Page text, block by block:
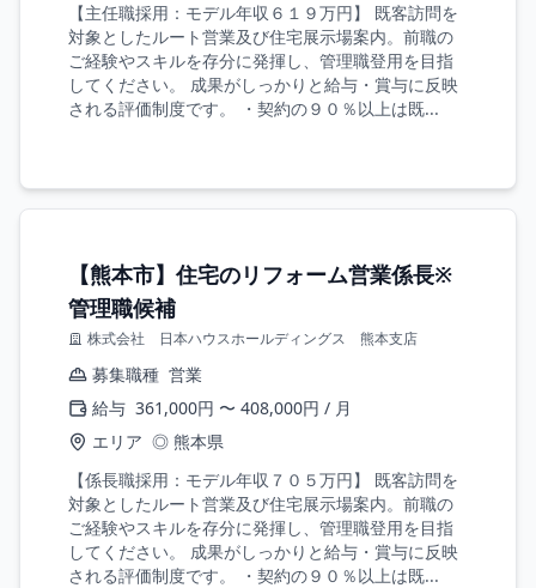
【主任職採用：モデル年収６１９万円】 既客訪問を
対象としたルート営業及び住宅展示場案内。前職の
ご経験やスキルを存分に発揮し、管理職登用を目指
してください。 成果がしっかりと給与・賞与に反映
される評価制度です。 ・契約の９０％以上は既...
【熊本市】住宅のリフォーム営業係長※
管理職候補
株式会社 日本ハウスホールディングス 熊本支店
募集職種 営業
給与 361,000円 〜 408,000円 / 月
エリア ◎ 熊本県
【係長職採用：モデル年収７０５万円】 既客訪問を
対象としたルート営業及び住宅展示場案内。前職の
ご経験やスキルを存分に発揮し、管理職登用を目指
してください。 成果がしっかりと給与・賞与に反映
される評価制度です。 ・契約の９０％以上は既...